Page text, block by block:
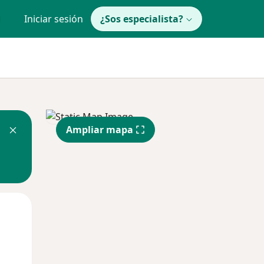
Iniciar sesión ¿Sos especialista?
Ampliar mapa